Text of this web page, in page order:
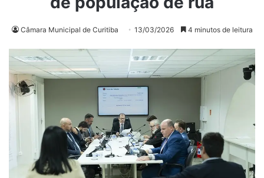
Câmara Municipal de Curitiba 13/03/2026 4 minutos de leitura